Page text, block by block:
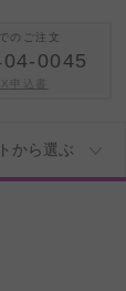
のご注文
0045
申込書
から選ぶ